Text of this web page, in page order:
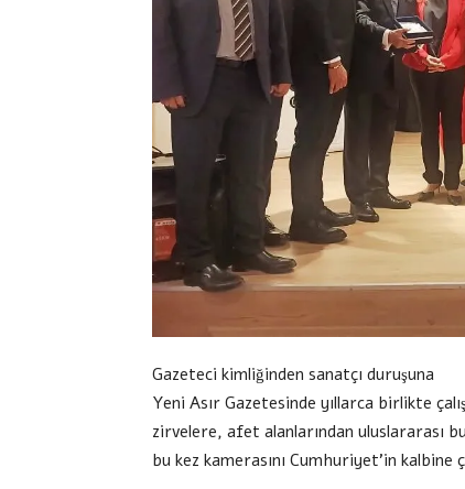
Gazeteci kimliğinden sanatçı duruşuna
Yeni Asır Gazetesinde yıllarca birlikte
zirvelere, afet alanlarından uluslararası
bu kez kamerasını Cumhuriyet’in kalbine